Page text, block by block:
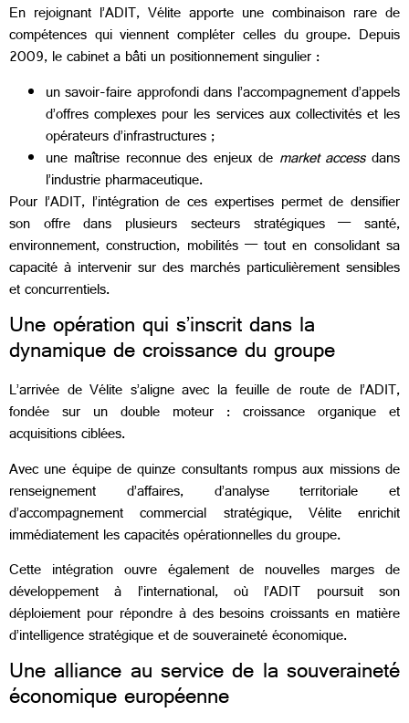
En rejoignant l’ADIT, Vélite apporte une combinaison rare de
compétences qui viennent compléter celles du groupe. Depuis
2009, le cabinet a bâti un positionnement singulier :
un savoir-faire approfondi dans l’accompagnement d’appels
d’offres complexes pour les services aux collectivités et les
opérateurs d’infrastructures ;
une maîtrise reconnue des enjeux de market accessdans
l’industrie pharmaceutique.
Pour l’ADIT, l’intégration de ces expertises permet de densifier
son offre dans plusieurs secteurs stratégiques — santé,
environnement, construction, mobilités — tout en consolidant sa
capacité à intervenir sur des marchés particulièrement sensibles
et concurrentiels.
Une opération qui s’inscrit dans la
dynamique de croissance du groupe
L’arrivée de Vélite s’aligne avec la feuille de route de l’ADIT,
fondée sur un double moteur : croissance organique et
acquisitions ciblées.
Avec une équipe de quinze consultants rompus aux missions de
renseignement d’affaires, d’analyse territoriale et
d’accompagnement commercial stratégique, Vélite enrichit
immédiatement les capacités opérationnelles du groupe.
Cette intégration ouvre également de nouvelles marges de
développement à l’international, où l’ADIT poursuit son
déploiement pour répondre à des besoins croissants en matière
d’intelligence stratégique et de souveraineté économique.
Une alliance au service de la souveraineté
économique européenne